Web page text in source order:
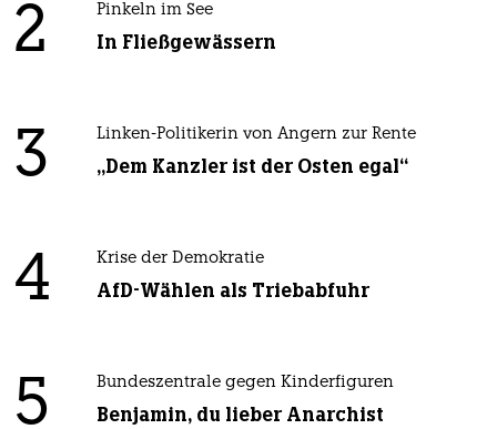
2 Pinkeln im See
In Fließgewässern
3 Linken-Politikerin von Angern zur Rente
„Dem Kanzler ist der Osten egal“
4 Krise der Demokratie
AfD-Wählen als Triebabfuhr
5 Bundeszentrale gegen Kinderfiguren
Benjamin, du lieber Anarchist